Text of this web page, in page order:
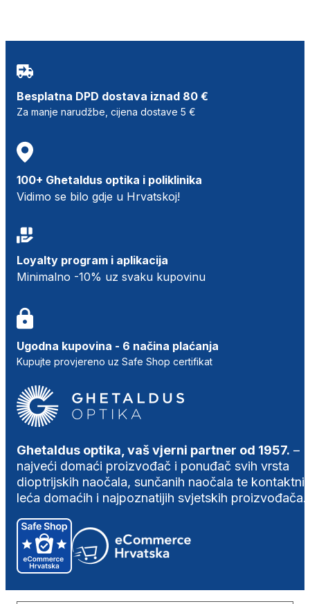
Besplatna DPD dostava iznad 80 €
Za manje narudžbe, cijena dostave 5 €
100+ Ghetaldus optika i poliklinika
Vidimo se bilo gdje u Hrvatskoj!
Loyalty program i aplikacija
Minimalno -10% uz svaku kupovinu
Ugodna kupovina - 6 načina plaćanja
Kupujte provjereno uz Safe Shop certifikat
Ghetaldus optika, vaš vjerni partner od 1957. –
najveći domaći proizvođač i ponuđač svih vrsta
dioptrijskih naočala, sunčanih naočala te
leća domaćih i najpoznatijih svjetskih proizvođača.